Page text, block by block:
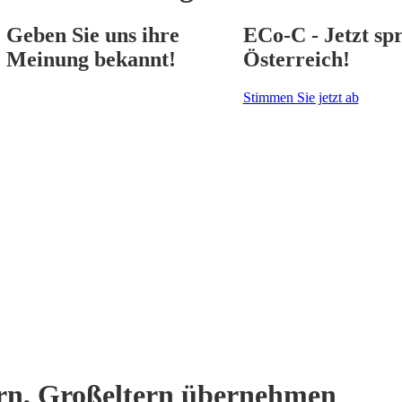
Geben Sie uns ihre
Meinung bekannt!
ECo-C - Jetzt
Österreich!
Stimmen Sie jetzt ab
Großeltern übernehmen